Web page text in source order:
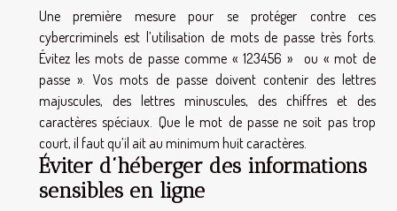
Une première mesure pour se protéger contre ces
cybercriminels est l’utilisation de mots de passe très forts.
Évitez les mots de passe comme « 123456 » ou « mot de
passe ». Vos mots de passe doivent contenir des lettres
majuscules, des lettres minuscules, des chiffres et des
caractères spéciaux. Que le mot de passe ne soit pas trop
court, il faut qu’il ait au minimum huit caractères.
Éviter d’héberger des informations
sensibles en ligne